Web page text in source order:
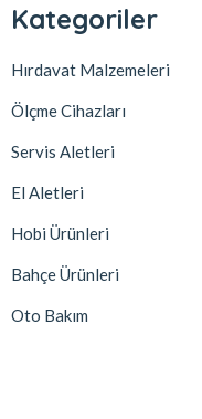
Kategoriler
Hırdavat Malzemeleri
Ölçme Cihazları
Servis Aletleri
El Aletleri
Hobi Ürünleri
Bahçe Ürünleri
Oto Bakım